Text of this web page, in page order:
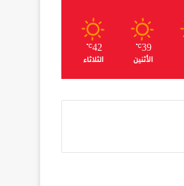
39
℃
الأثنين
42
℃
الثلاثاء